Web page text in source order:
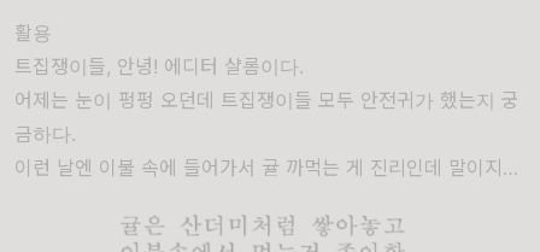
활용
트집쟁이들, 안녕! 에디터 샬롬이다.
어제는 눈이 펑펑 오던데 트집쟁이들 모두 안전귀가 했는지 궁
금하다.
이런 날엔 이불 속에 들어가서 귤 까먹는 게 진리인데 말이지…